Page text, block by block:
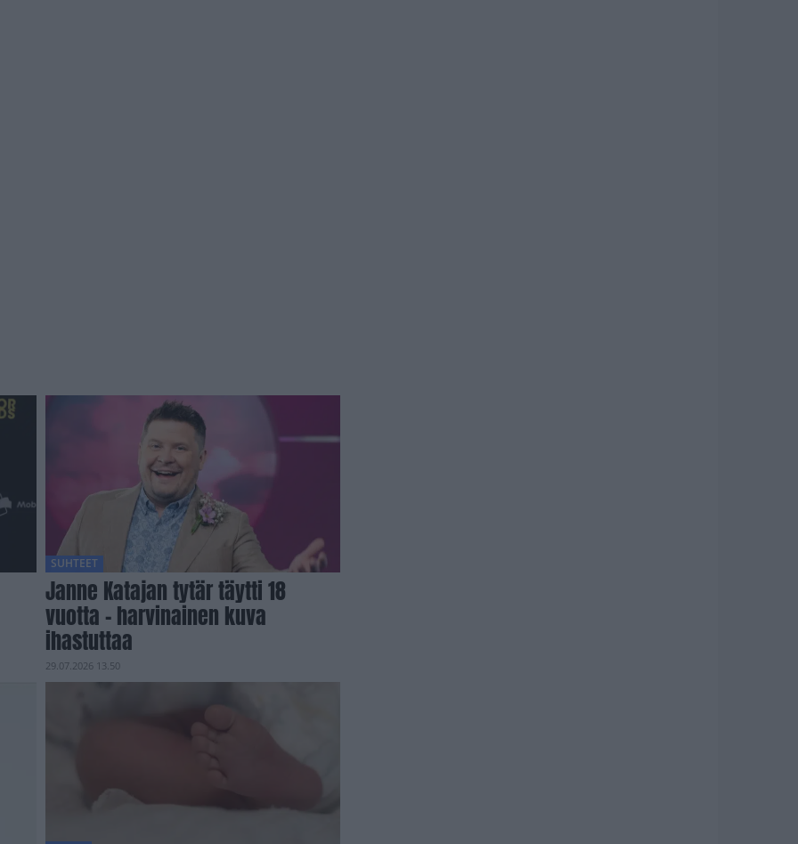
SUHTEET
Janne Katajan tytär täytti 18
vuotta – harvinainen kuva
ihastuttaa
29.07.2026 13.50